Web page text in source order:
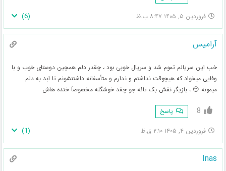
فروردین ۵, ۱۴۰۵ ۸:۴۷ ب.ظ (
6
)
آرامیس
خب این سریالم تموم شد و سریال خوبی بود ، چقدر دلم همچین دوستای خوب و با
وفایی میخواد که هیچوقت نداشتم و ندارم و متأسفانه داشتنشونم تا ابد به دلم
میمونه 😔 ، بازیگر نقش بک تائه جو چقد خوشگله مخصوصاً خنده هاش
8 پاسخ
فروردین ۴, ۱۴۰۵ ۲:۱۰ ق.ظ (
1
)
Inas